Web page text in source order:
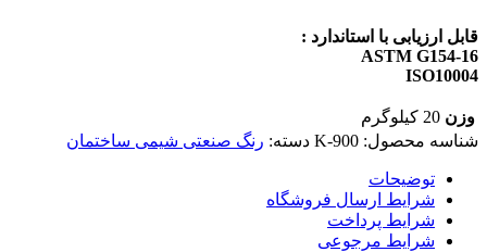
قابل ارزیابی با استاندارد :
ASTM G154-16
ISO10004
وزن 20 کیلوگرم
شناسه محصول: K-900 دسته: رنگ صنعتی شیمی ساختمان
توضیحات
شرایط ارسال فروشگاه
شرایط پرداخت
شرایط مرجوعی